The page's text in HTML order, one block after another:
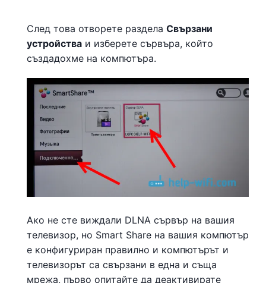
След това отворете раздела Свързани
устройства и изберете сървъра, който
създадохме на компютъра.
Ако не сте виждали DLNA сървър на вашия
телевизор, но Smart Share на вашия компютър
е конфигуриран правилно и компютърът и
телевизорът са свързани в една и съща
мрежа, първо опитайте да деактивирате